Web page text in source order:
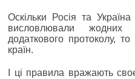
Оскільки Росія та
висловлювали
додаткового протоколу,
країн.
І ці правила вражають